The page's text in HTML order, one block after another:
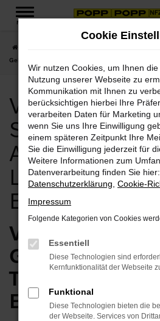
Zum
MENÜ
Gebrauchtwagen Angebote mit Lieferservice nach
Volvo Eisenach,
S90
Angebote mit
Lieferservice
Eisenach
Volvo S90
Eisenach
Cookie
Wir nutzen Cookies, um Ihnen
Nutzung unserer Webseite zu
Kommunikation mit Ihnen zu
berücksichtigen hierbei Ihre
verarbeiten Daten für Marketing
wenn Sie uns Ihre Einwilligung
einem späteren Zeitpunkt Ihre
Sie die Einwilligung jederzeit für
Weitere Informationen zum
Datenverarbeitung finden Sie hier:
Datenschutzerklärung Cookie-
Impressum
Folgende Kategorien von Cookies
Essentiell
Diese Technologien sind
Kernfunktionalität der Webseite
Funktional
Diese Technologien bieten die
der Webseite. Services von